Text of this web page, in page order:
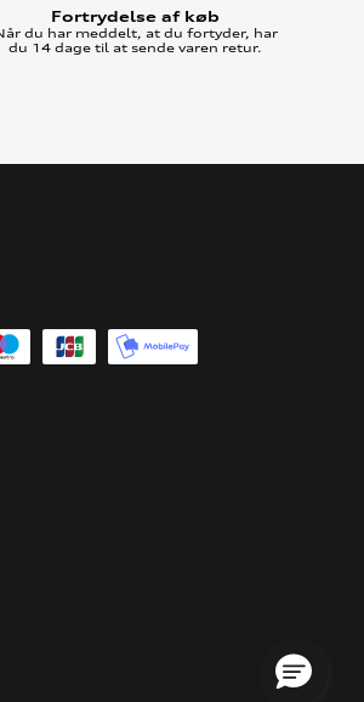
Fortrydelse af køb
du har meddelt, at du fortyder, har
du 14 dage til at sende varen retur.